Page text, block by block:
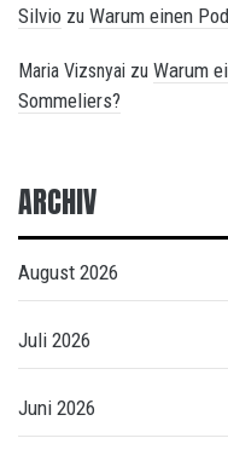
Silvio zu Warum einen
Maria Vizsnyai zu Warum
Sommeliers?
ARCHIV
August 2026
Juli 2026
Juni 2026